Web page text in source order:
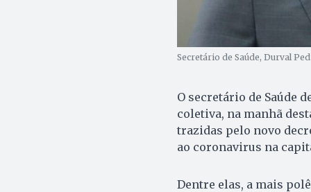
Secretário de Saúde, Durval
O secretário de Saúde
coletiva, na manhã
trazidas pelo novo
ao coronavirus na
Dentre elas, a mais